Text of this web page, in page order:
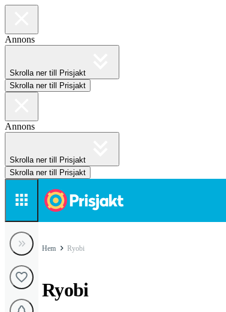
Annons
Skrolla ner till Prisjakt
Skrolla ner till Prisjakt
Annons
Skrolla ner till Prisjakt
Skrolla ner till Prisjakt
Hem Ryobi
Ryobi